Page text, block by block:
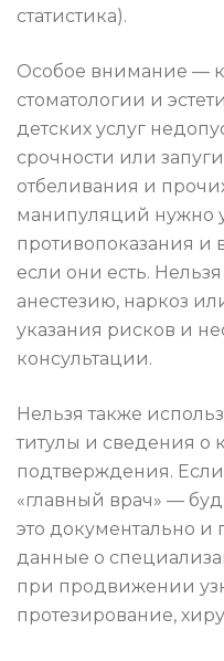
статистика).
Особое внимание —
стоматологии и
детских услуг
срочности или
отбеливания и
манипуляций нужно
противопоказания и
если они есть.
анестезию, наркоз
указания рисков и
консультации.
Нельзя также
титулы и сведения о
подтверждения.
«главный врач» —
это документально и
данные о
при продвижении
протезирование,